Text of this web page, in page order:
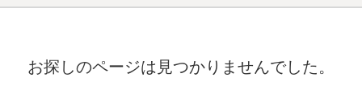
お探しのページは見つかりませんでした。